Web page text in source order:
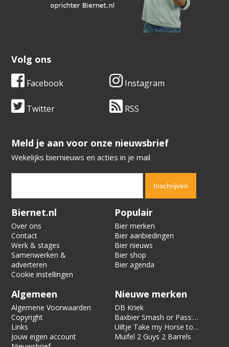
Volg ons
Facebook Instagram
Twitter RSS
​​​​​​​Meld je aan voor onze nieuwsbrief
Wekelijks biernieuws en acties in je mail
Verification code:
Biernet.nl
Over ons
Contact
Werk & stages
Samenwerken &
adverteren
Cookie instellingen
Populair
Bier merken
Bier aanbiedingen
Bier nieuws
Bier shop
Bier agenda
Algemeen
Algemene Voorwaarden
Copyright
Links
Jouw eigen account
Nieuwe merken
DB Kriek
Baxbier Smash or Pass:
Strata
Uiltje Take my Horse to
the Hotel Room
Muifel 2 Guys 2 Barrels